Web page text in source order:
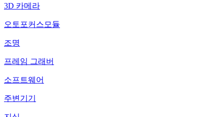
3D 카메라
오토포커스모듈
조명
프레임 그래버
소프트웨어
주변기기